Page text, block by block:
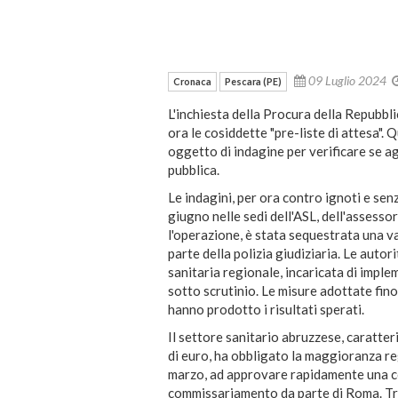
Cronaca Pescara (PE) 09 Luglio 2024
L'inchiesta della Procura della
ora le cosiddette "pre-liste di attesa".
oggetto di indagine per verificare se
pubblica.
Le indagini, per ora contro ignoti e
giugno nelle sedi dell'ASL,
l'operazione, è stata sequestrata una
parte della polizia giudiziaria. Le
sanitaria regionale, incaricata di
sotto scrutinio. Le misure adottate
hanno prodotto i risultati sperati.
Il settore sanitario abruzzese,
di euro, ha obbligato la maggioranza
marzo, ad approvare rapidamente
commissariamento da parte di Roma.